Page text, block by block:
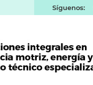
Síguenos: